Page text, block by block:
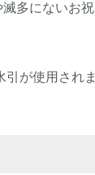
多にないお祝
が使用されま